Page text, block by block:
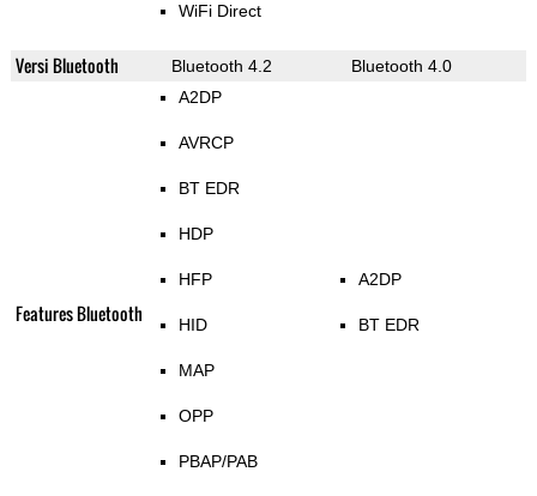
WiFi Direct
Versi Bluetooth Bluetooth 4.2 Bluetooth 4.0
Features Bluetooth
A2DP
AVRCP
BT EDR
HDP
HFP
HID
MAP
OPP
PBAP/PAB
A2DP
BT EDR